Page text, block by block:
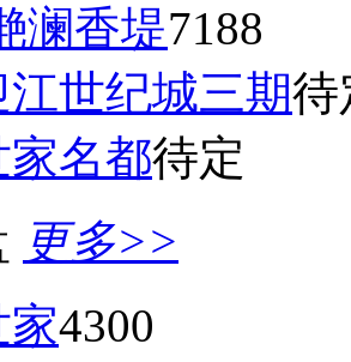
澜香堤7188
世纪城三期待
家名都待定
更多>>
4300